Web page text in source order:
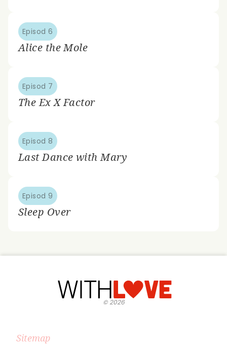
Episod 6
Alice the Mole
Episod 7
The Ex X Factor
Episod 8
Last Dance with Mary
Episod 9
Sleep Over
©2026
Sitemap